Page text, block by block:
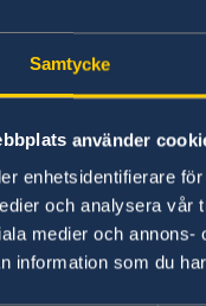
Samtycke
använder
enhetsidentifierare
och analysera vår
medier och
information som du